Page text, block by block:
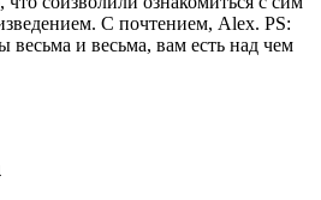
С почтением, Alex. PS:
весьма и весьма, вам есть над чем